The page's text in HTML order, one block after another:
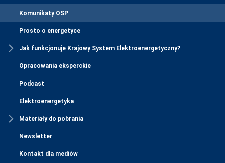
Komunikaty OSP
Prosto o energetyce
Jak funkcjonuje Krajowy System Elektroenergetyczny?
Opracowania eksperckie
Podcast
Elektroenergetyka
Materiały do pobrania
Newsletter
Kontakt dla mediów